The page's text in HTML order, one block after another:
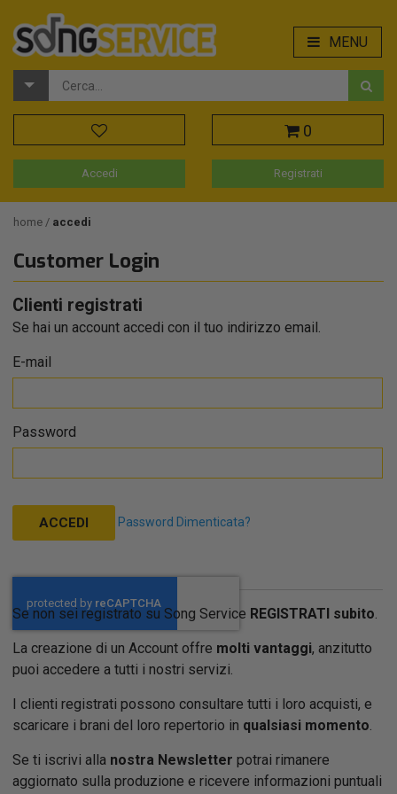
MENU
0
Accedi Registrati
home accedi
Customer Login
Clienti registrati
Se hai un account accedi con il tuo indirizzo email.
E-mail
Password
ACCEDI Password Dimenticata?
Se non sei registrato su Song Service REGISTRATI subito.
La creazione di un Account offre molti vantaggi, anzitutto
puoi accedere a tutti i nostri servizi.
I clienti registrati possono consultare tutti i loro acquisti, e
scaricare i brani del loro repertorio in qualsiasi momento.
Se ti iscrivi alla nostra Newsletter potrai rimanere
aggiornato sulla produzione e ricevere informazioni puntuali